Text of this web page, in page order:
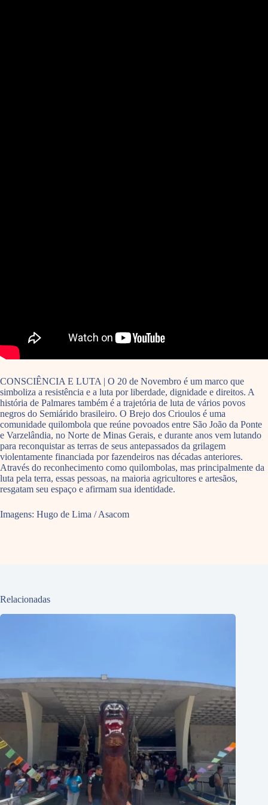
CONSCIÊNCIA E LUTA | O 20 de Novembro é um marco que
simboliza a resistência e a luta por liberdade, dignidade e direitos. A
história de Palmares também é a trajetória de luta de vários povos
negros do Semiárido brasileiro. O Brejo dos Crioulos é uma
comunidade quilombola que reúne povoados entre São João da Ponte
e Varzelândia, no Norte de Minas Gerais, e durante anos vem lutando
para reconquistar as terras de seus antepassados da grilagem
violentamente financiada por fazendeiros nas décadas anteriores.
Através do reconhecimento como quilombolas, mas principalmente da
luta pela terra, essas pessoas, na maioria agricultores e artesãos,
resgatam seu espaço e afirmam sua identidade.
Imagens: Hugo de Lima / Asacom
Relacionadas